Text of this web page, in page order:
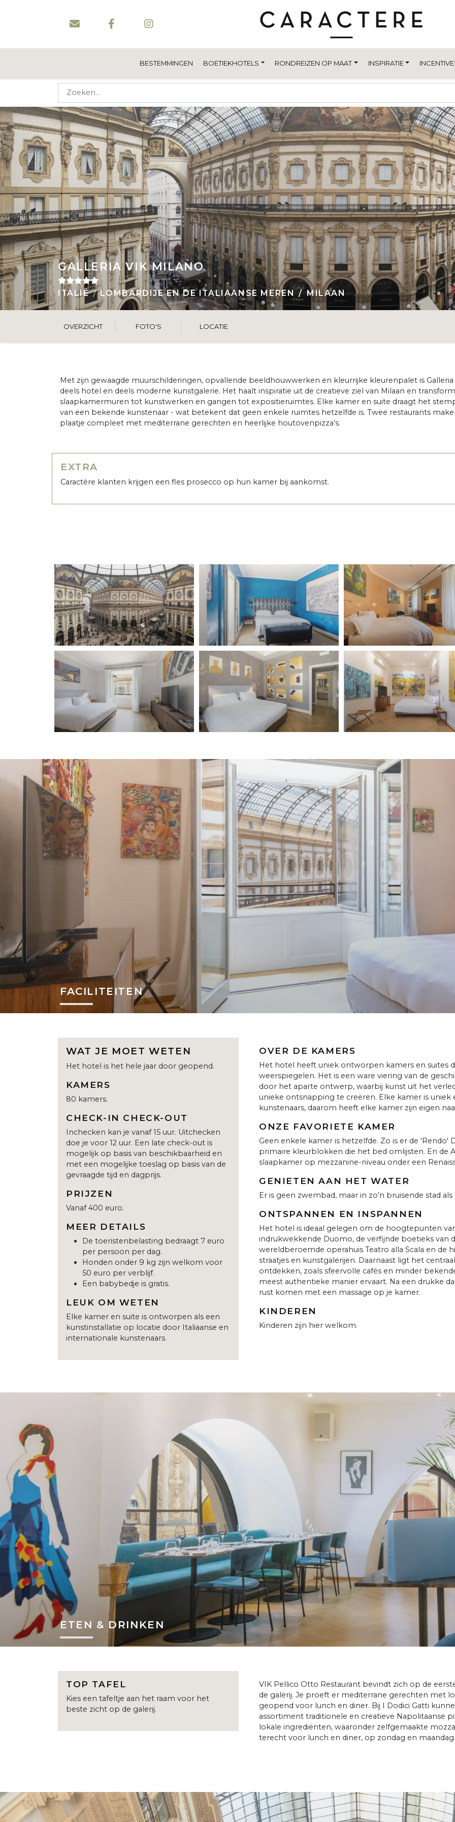
BESTEMMINGEN BOETIEKHOTELS RONDREIZEN OP MAAT INSPIRATIE
GALLERIA VIK MILANO
ITALIË LOMBARDIJE EN DE ITALIAANSE MEREN MILAAN
OVERZICHT FOTO'S LOCATIE
Met zijn gewaagde muurschilderingen, opvallende beeldhouwwerken en kleurrijke kleurenpalet is Galleria
deels hotel en deels moderne kunstgalerie. Het haalt inspiratie uit de creatieve ziel van Milaan en
slaapkamermuren tot kunstwerken en gangen tot expositieruimtes. Elke kamer en suite draagt het
van een bekende kunstenaar - wat betekent dat geen enkele ruimtes hetzelfde is. Twee restaurants
plaatje compleet met mediterrane gerechten en heerlijke houtovenpizza’s.
EXTRA
Caractère klanten krijgen een fles prosecco op hun kamer bij aankomst.
FACILITEITEN
WAT JE MOET WETEN
Het hotel is het hele jaar door geopend.
KAMERS
80 kamers.
CHECK-IN CHECK-OUT
Inchecken kan je vanaf 15 uur. Uitchecken
doe je voor 12 uur. Een late check-out is
mogelijk op basis van beschikbaarheid en
met een mogelijke toeslag op basis van de
gevraagde tijd en dagprijs.
PRIJZEN
Vanaf 400 euro.
MEER DETAILS
De toeristenbelasting bedraagt 7 euro
per persoon per dag.
Honden onder 9 kg zijn welkom voor
50 euro per verblijf.
Een babybedje is gratis.
LEUK OM WETEN
Elke kamer en suite is ontworpen als een
kunstinstallatie op locatie door Italiaanse en
internationale kunstenaars.
OVER DE KAMERS
Het hotel heeft uniek ontworpen kamers en suites
weerspiegelen. Het is een ware viering van de
door het aparte ontwerp, waarbij kunst uit het
unieke ontsnapping te creëren. Elke kamer is
kunstenaars, daarom heeft elke kamer zijn eigen
ONZE FAVORIETE KAMER
Geen enkele kamer is hetzelfde. Zo is er de 'Rendo'
primaire kleurblokken die het bed omlijsten. En de
slaapkamer op mezzanine-niveau onder een
GENIETEN AAN HET WATER
Er is geen zwembad, maar in zo’n bruisende stad
ONTSPANNEN EN INSPANNEN
Het hotel is ideaal gelegen om de hoogtepunten
indrukwekkende Duomo, de verfijnde boetieks van
wereldberoemde operahuis Teatro alla Scala en de
straatjes en kunstgalerijen. Daarnaast ligt het
ontdekken, zoals sfeervolle cafés en minder
meest authentieke manier ervaart. Na een drukke
rust komen met een massage op je kamer.
KINDEREN
Kinderen zijn hier welkom.
ETEN & DRINKEN
TOP TAFEL
Kies een tafeltje aan het raam voor het
beste zicht op de galerij.
VIK Pellico Otto Restaurant bevindt zich op de
de galerij. Je proeft er mediterrane gerechten met
geopend voor lunch en diner. Bij I Dodici Gatti
assortiment traditionele en creatieve Napolitaanse
lokale ingrediënten, waaronder zelfgemaakte
terecht voor lunch en diner, op zondag en